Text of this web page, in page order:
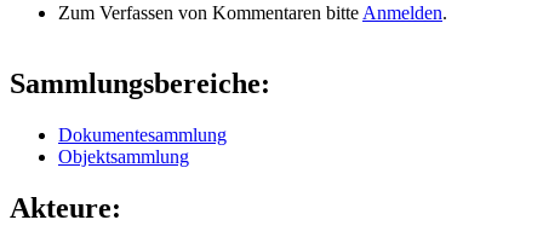
Zum Verfassen von Kommentaren bitte Anmelden.
Sammlungsbereiche:
Dokumentesammlung
Objektsammlung
Akteure: